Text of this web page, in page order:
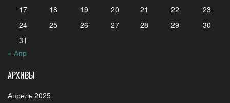
17
18 19 20 21 22
23
24
25 26 27 28 29
30
31
« Апр
АРХИВЫ
Апрель 2025